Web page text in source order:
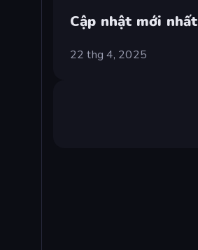
Cập nhật mới nhất
22 thg 4, 2025